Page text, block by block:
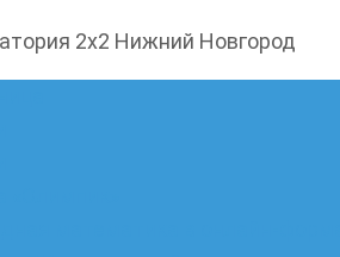
2х2 Нижний Новгород